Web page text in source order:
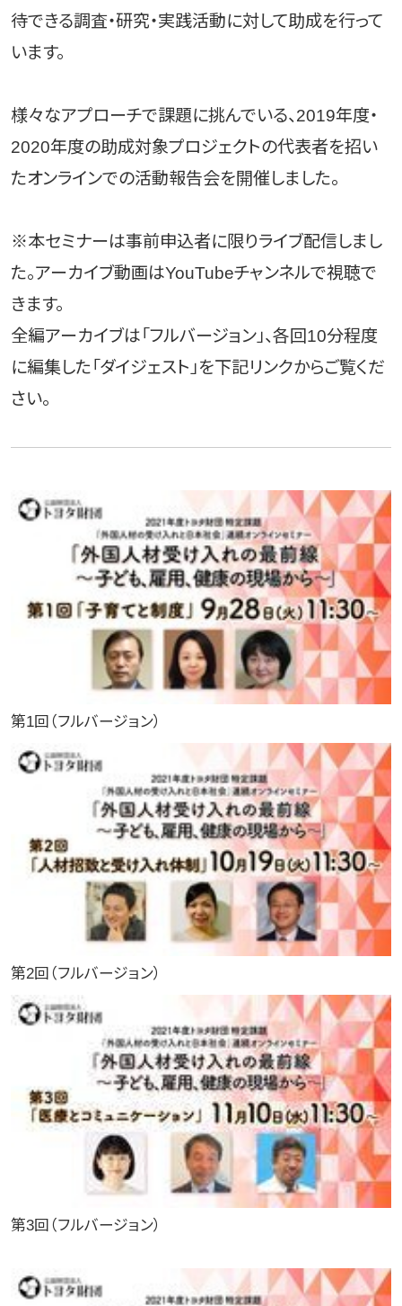
待できる調査・研究・実践活動に対して助成を行って
います。
様々なアプローチで課題に挑んでいる、2019年度・
2020年度の助成対象プロジェクトの代表者を招い
たオンラインでの活動報告会を開催しました。
※本セミナーは事前申込者に限りライブ配信しまし
た。アーカイブ動画はYouTubeチャンネルで視聴で
きます。
全編アーカイブは「フルバージョン」、各回10分程度
に編集した「ダイジェスト」を下記リンクからご覧くだ
さい。
第1回（フルバージョン）
第2回（フルバージョン）
第3回（フルバージョン）